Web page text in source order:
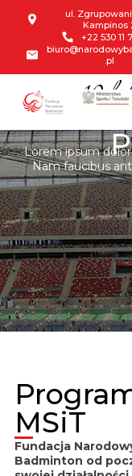
ul.
Kampinos
+22 530 11
.pl
10 lat
Lorem ipsum
Nam faucibus
MSiT
Fundacja
Badminton od